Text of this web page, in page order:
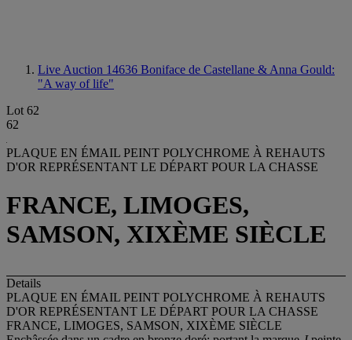
Live Auction 14636 Boniface de Castellane & Anna Gould:
"A way of life"
Lot 62
62
PLAQUE EN ÉMAIL PEINT POLYCHROME À REHAUTS
D'OR REPRÉSENTANT LE DÉPART POUR LA CHASSE
FRANCE, LIMOGES,
SAMSON, XIXÈME SIÈCLE
Details
PLAQUE EN ÉMAIL PEINT POLYCHROME À REHAUTS
D'OR REPRÉSENTANT LE DÉPART POUR LA CHASSE
FRANCE, LIMOGES, SAMSON, XIXÈME SIÈCLE